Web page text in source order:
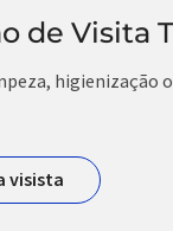
de Visita
higienização
visista